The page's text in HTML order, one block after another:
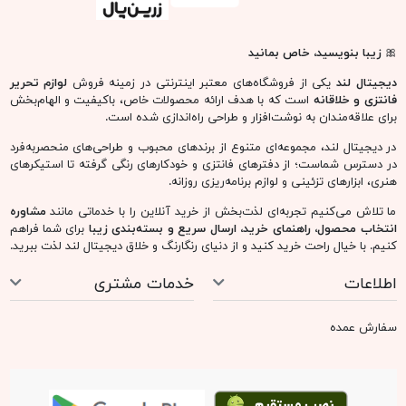
🎀زیبا بنویسید، خاص بمانید
دیجیتال لند یکی از فروشگاه‌های معتبر اینترنتی در زمینه فروش لوازم تحریر
فانتزی و خلاقانه است که با هدف ارائه محصولات خاص، باکیفیت و الهام‌بخش
برای علاقه‌مندان به نوشت‌افزار و طراحی راه‌اندازی شده است.
در دیجیتال لند، مجموعه‌ای متنوع از برندهای محبوب و طراحی‌های منحصربه‌فرد
در دسترس شماست؛ از دفترهای فانتزی و خودکارهای رنگی گرفته تا استیکرهای
هنری، ابزارهای تزئینی و لوازم برنامه‌ریزی روزانه.
ما تلاش می‌کنیم تجربه‌ای لذت‌بخش از خرید آنلاین را با خدماتی مانندمشاوره
انتخاب محصول، راهنمای خرید، ارسال سریع و بسته‌بندی زیبا برای شما فراهم
کنیم. با خیال راحت خرید کنید و از دنیای رنگارنگ و خلاق دیجیتال لند لذت ببرید.
اطلاعات خدمات مشتری
سفارش عمده